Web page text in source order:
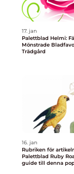
17. jan
Palettblad Helmi:
Mönstrade
Trädgård
16. jan
Rubriken för
Palettblad Ruby
guide till denna